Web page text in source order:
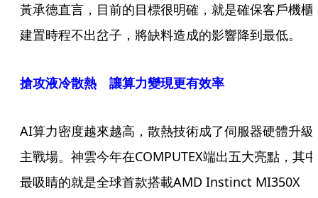
黃承德直言，目前的目標很明確，就是確保客戶機櫃
建置時程不出岔子，將缺料造成的影響降到最低。
搶攻液冷散熱 讓算力變現更有效率
AI算力密度越來越高，散熱技術成了伺服器硬體升級
主戰場。神雲今年在COMPUTEX端出五大亮點，其中
最吸睛的就是全球首款搭載AMD Instinct MI350X